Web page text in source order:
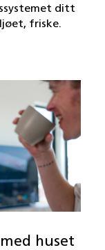
ditt
friske.
huset